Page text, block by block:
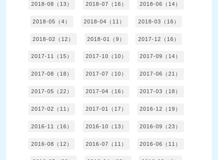
2018-08（13） 2018-07（16） 2018-06（14）
2018-05（4） 2018-04（11） 2018-03（16）
2018-02（12） 2018-01（9） 2017-12（16）
2017-11（15） 2017-10（10） 2017-09（14）
2017-08（18） 2017-07（10） 2017-06（21）
2017-05（22） 2017-04（16） 2017-03（18）
2017-02（11） 2017-01（17） 2016-12（19）
2016-11（16） 2016-10（13） 2016-09（23）
2016-08（12） 2016-07（11） 2016-06（11）